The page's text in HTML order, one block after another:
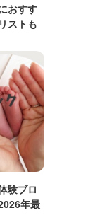
おすす
ストも
験ブロ
年最